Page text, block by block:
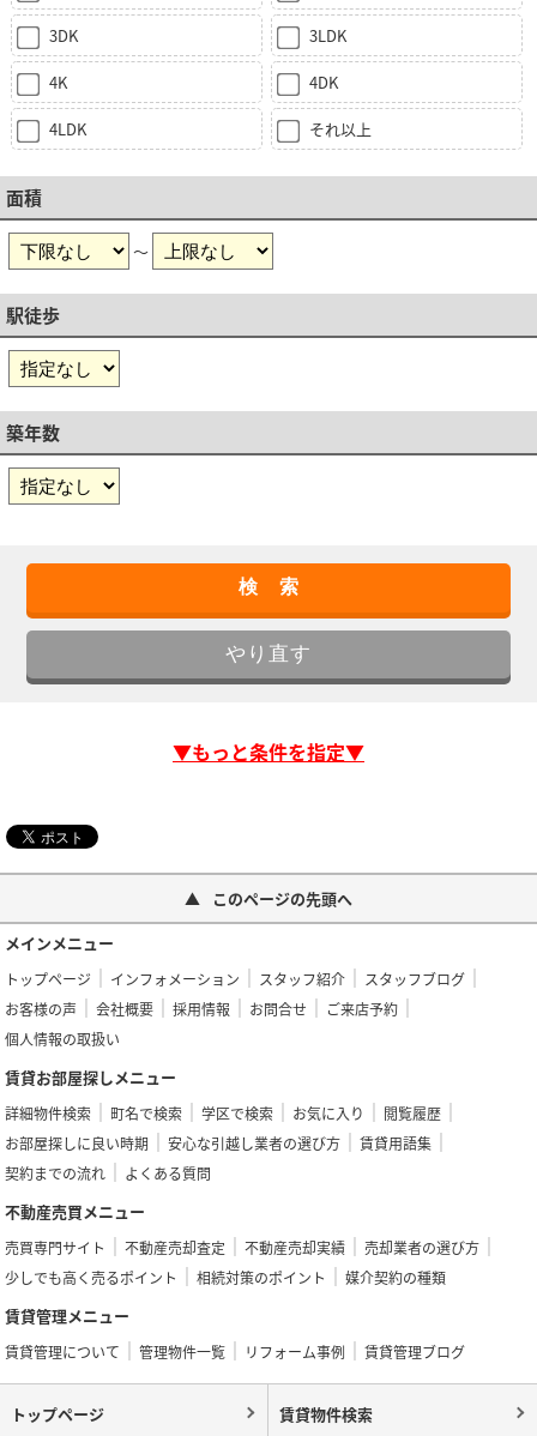
3DK 3LDK
4K 4DK
4LDK それ以上
面積
～
駅徒歩
築年数
▼もっと条件を指定▼
このページの先頭へ
メインメニュー
トップページ インフォメーション スタッフ紹介
スタッフブログ
お客様の声
会社概要 採用情報 お問合せ
ご来店予約
個人情報の取扱い
賃貸お部屋探しメニュー
詳細物件検索 町名で検索 学区で検索 お気に入り
閲覧履歴
お部屋探しに良い時期
安心な引越し業者の選び方
賃貸用語集
契約までの流れ
よくある質問
不動産売買メニュー
売買専門サイト 不動産売却査定 不動産売却実績
売却業者の選び方
少しでも高く売るポイント
相続対策のポイント 媒介契約の種類
賃貸管理メニュー
賃貸管理について 管理物件一覧 リフォーム事例 賃貸管理ブログ
トップページ 賃貸物件検索